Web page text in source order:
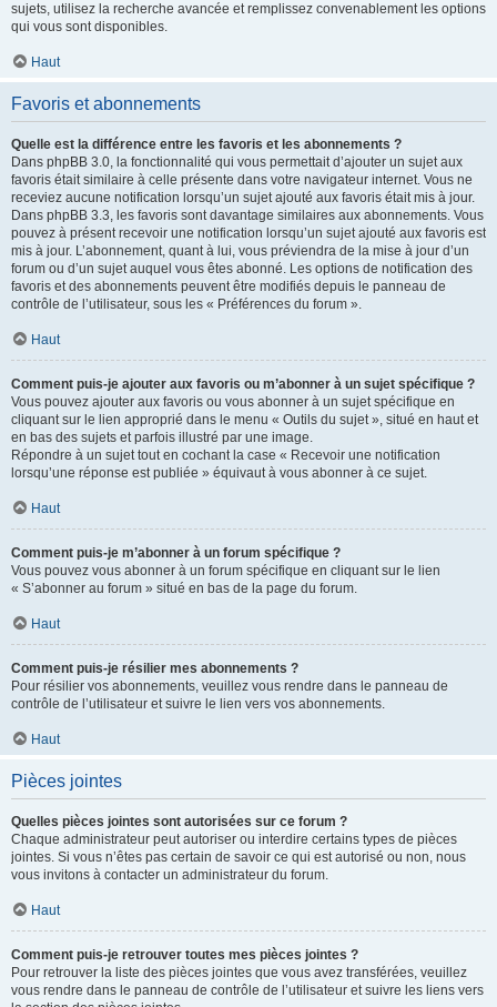
sujets, utilisez la recherche avancée et remplissez convenablement les options
qui vous sont disponibles.
Haut
Favoris et abonnements
Quelle est la différence entre les favoris et les abonnements ?
Dans phpBB 3.0, la fonctionnalité qui vous permettait d’ajouter un sujet aux
favoris était similaire à celle présente dans votre navigateur internet. Vous ne
receviez aucune notification lorsqu’un sujet ajouté aux favoris était mis à jour.
Dans phpBB 3.3, les favoris sont davantage similaires aux abonnements. Vous
pouvez à présent recevoir une notification lorsqu’un sujet ajouté aux favoris est
mis à jour. L’abonnement, quant à lui, vous préviendra de la mise à jour d’un
forum ou d’un sujet auquel vous êtes abonné. Les options de notification des
favoris et des abonnements peuvent être modifiés depuis le panneau de
contrôle de l’utilisateur, sous les « Préférences du forum ».
Haut
Comment puis-je ajouter aux favoris ou m’abonner à un sujet spécifique ?
Vous pouvez ajouter aux favoris ou vous abonner à un sujet spécifique en
cliquant sur le lien approprié dans le menu « Outils du sujet », situé en haut et
en bas des sujets et parfois illustré par une image.
Répondre à un sujet tout en cochant la case « Recevoir une notification
lorsqu’une réponse est publiée » équivaut à vous abonner à ce sujet.
Haut
Comment puis-je m’abonner à un forum spécifique ?
Vous pouvez vous abonner à un forum spécifique en cliquant sur le lien
« S’abonner au forum » situé en bas de la page du forum.
Haut
Comment puis-je résilier mes abonnements ?
Pour résilier vos abonnements, veuillez vous rendre dans le panneau de
contrôle de l’utilisateur et suivre le lien vers vos abonnements.
Haut
Pièces jointes
Quelles pièces jointes sont autorisées sur ce forum ?
Chaque administrateur peut autoriser ou interdire certains types de pièces
jointes. Si vous n’êtes pas certain de savoir ce qui est autorisé ou non, nous
vous invitons à contacter un administrateur du forum.
Haut
Comment puis-je retrouver toutes mes pièces jointes ?
Pour retrouver la liste des pièces jointes que vous avez transférées, veuillez
vous rendre dans le panneau de contrôle de l’utilisateur et suivre les liens vers